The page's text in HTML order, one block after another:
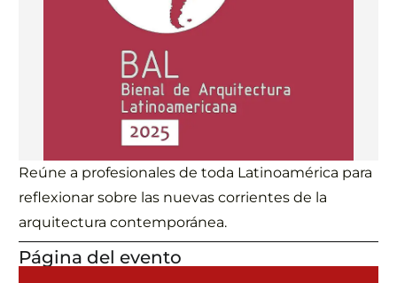
Reúne a profesionales de toda Latinoamérica para
reflexionar sobre las nuevas corrientes de la
arquitectura contemporánea.
Página del evento